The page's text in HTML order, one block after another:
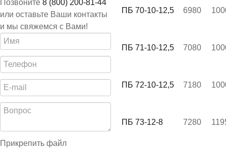
Позвоните 8 (800) 200-81-44
или оставьте Ваши контакты
и мы свяжемся с Вами!
Прикрепить файл
ПБ 70-10-12,5 6980
ПБ 71-10-12,5 7080
ПБ 72-10-12,5 7180
ПБ 73-12-8 7280